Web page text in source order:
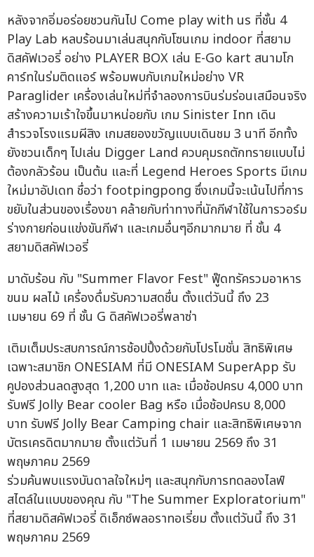
หลังจากอิ่มอร่อยชวนกันไป Come play with us ที่ชั้น 4
Play Lab หลบร้อนมาเล่นสนุกกับโซนเกม indoor ที่สยาม
ดิสคัฟเวอรี่ อย่าง PLAYER BOX เล่น E-Go kart สนามโก
คาร์ทในร่มติดแอร์ พร้อมพบกับเกมใหม่อย่าง VR
Paraglider เครื่องเล่นใหม่ที่จำลองการบินร่มร่อนเสมือนจริง
สร้างความเร้าใจขึ้นมาหน่อยกับ เกม Sinister Inn เดิน
สำรวจโรงแรมผีสิง เกมสยองขวัญแบบเดินชม 3 นาที อีกทั้ง
ยังชวนเด็กๆ ไปเล่น Digger Land ควบคุมรถตักทรายแบบไม่
ต้องกลัวร้อน เป็นต้น และที่ Legend Heroes Sports มีเกม
ใหม่มาอัปเดท ชื่อว่า footpingpong ซึ่งเกมนี้จะเน้นไปที่การ
ขยับในส่วนของเรื่องขา คล้ายกับท่าทางที่นักกีฬาใช้ในการวอร์ม
ร่างกายก่อนแข่งขันกีฬา และเกมอื่นๆอีกมากมาย ที่ ชั้น 4
สยามดิสคัฟเวอรี่
มาดับร้อน กับ "Summer Flavor Fest" ฟู๊ดทรัครวมอาหาร
ขนม ผลไม้ เครื่องดื่มรับความสดชื่น ตั้งแต่วันนี้ ถึง 23
เมษายน 69 ที่ ชั้น G ดิสคัฟเวอรี่พลาซ่า
เติมเต็มประสบการณ์การช้อปปิ้งด้วยกับโปรโมชั่น สิทธิพิเศษ
เฉพาะสมาชิก ONESIAM ที่มี ONESIAM SuperApp รับ
คูปองส่วนลดสูงสุด 1,200 บาท และ เมื่อช้อปครบ 4,000 บาท
รับฟรี Jolly Bear cooler Bag หรือ เมื่อช้อปครบ 8,000
บาท รับฟรี Jolly Bear Camping chair และสิทธิพิเศษจาก
บัตรเครดิตมากมาย ตั้งแต่วันที่ 1 เมษายน 2569 ถึง 31
พฤษภาคม 2569
ร่วมค้นพบแรงบันดาลใจใหม่ๆ และสนุกกับการทดลองไลฟ์
สไตล์ในแบบของคุณ กับ "The Summer Exploratorium"
ที่สยามดิสคัฟเวอรี่ ดิเอ็กซ์พลอราทอเรี่ยม ตั้งแต่วันนี้ ถึง 31
พฤษภาคม 2569